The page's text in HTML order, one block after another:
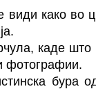
како во
каде што
фотографии.
бура